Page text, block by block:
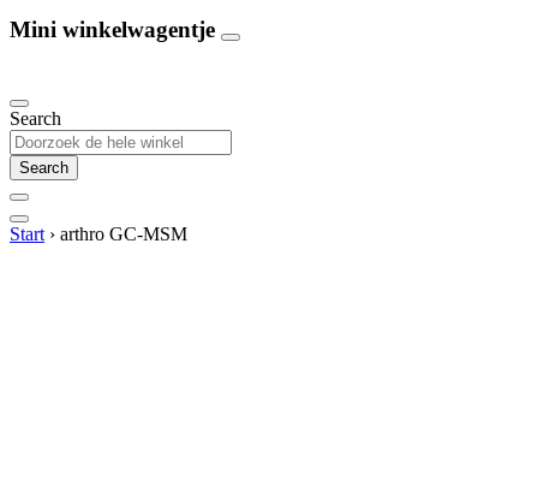
Mini winkelwagentje
Search
Search
Start › arthro GC-MSM